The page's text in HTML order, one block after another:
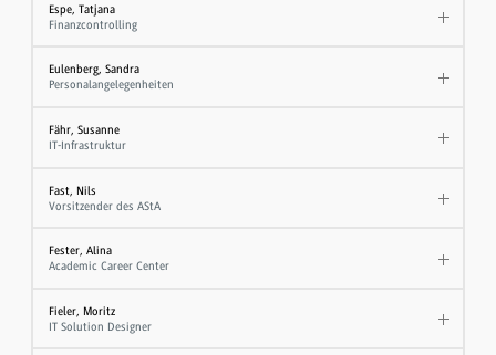
Espe, Tatjana
Finanzcontrolling
Eulenberg, Sandra
Personalangelegenheiten
Fähr, Susanne
IT-Infrastruktur
Fast, Nils
Vorsitzender des AStA
Fester, Alina
Academic Career Center
Fieler, Moritz
IT Solution Designer